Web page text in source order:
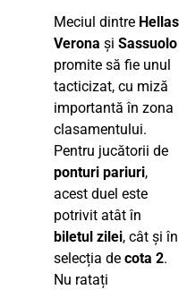
Meciul dintre Hellas
Verona și Sassuolo
promite să fie unul
tacticizat, cu miză
importantă în zona
clasamentului.
Pentru jucătorii de
ponturi pariuri,
acest duel este
potrivit atât în
biletul zilei, cât și în
selecția de cota 2.
Nu ratați